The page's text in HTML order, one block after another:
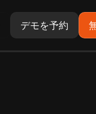
デモを予約